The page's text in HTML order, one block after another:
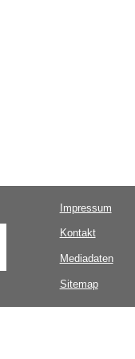
Impressum
Kontakt
Mediadaten
Sitemap